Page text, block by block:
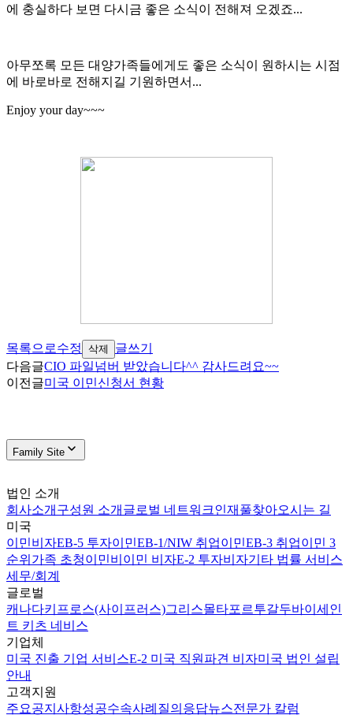
에 충실하다 보면 다시금 좋은 소식이 전해져 오겠죠...
아무쪼록 모든 대양가족들에게도 좋은 소식이 원하시는 시점
에 바로바로 전해지길 기원하면서...
Enjoy your day~~~
목록으로수정 삭제
글쓰기
다음글CIO 파일넘버 받았습니다^^ 감사드려요~~
이전글미국 이민신청서 현황
Family Site
법인 소개
회사소개 구성원 소개 글로벌 네트워크인재풀찾아오시는 길
미국
이민비자EB-5 투자이민EB-1/NIW 취업이민EB-3 취업이민 3
순위 가족 초청이민비이민 비자E-2 투자비자기타 법률 서비스
세무/회계
글로벌
캐나다키프로스(사이프러스)그리스몰타포르투갈두바이 세인
트 키츠 네비스
기업체
미국 진출 기업 서비스E-2 미국 직원파견 비자미국 법인 설립
안내
고객지원
주요공지사항성공수속사례 질의응답뉴스전문가 칼럼